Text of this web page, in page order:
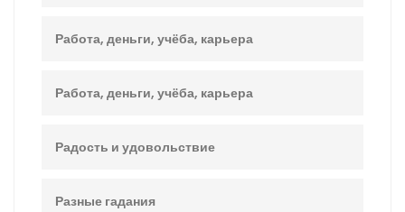
Работа, деньги, учёба, карьера
Работа, деньги, учёба, карьера
Радость и удовольствие
Разные гадания